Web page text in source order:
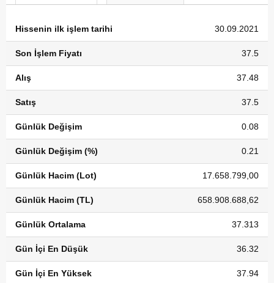
Hissenin ilk işlem tarihi 30.09.2021
Son İşlem Fiyatı 37.5
Alış 37.48
Satış 37.5
Günlük Değişim 0.08
Günlük Değişim (%) 0.21
Günlük Hacim (Lot) 17.658.799,00
Günlük Hacim (TL) 658.908.688,62
Günlük Ortalama 37.313
Gün İçi En Düşük 36.32
Gün İçi En Yüksek 37.94